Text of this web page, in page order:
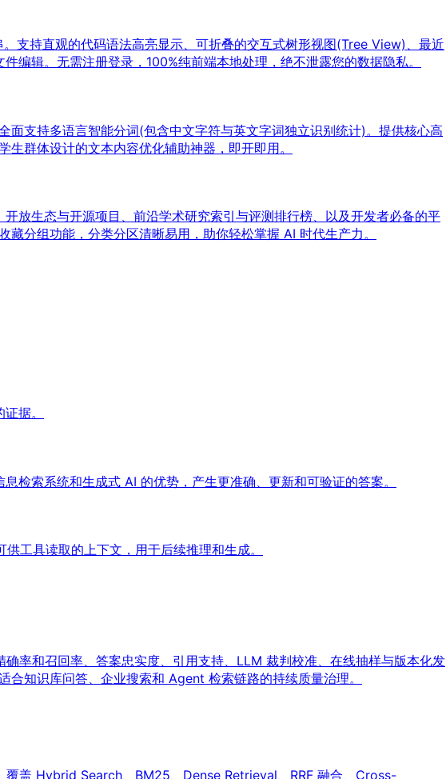
支持直观的代码语法高亮显示、可折叠的交互式树形视图(Tree View)、最近
编辑。无需注册登录，100%纯前端本地处理，绝不泄露您的数据隐私。
支持多语言智能分词(包含中文字符与英文字词独立识别统计)。提供核心高
群体设计的文本内容优化辅助神器，即开即用。
放生态与开源项目、前沿学术研究索引与评测排行榜、以及开发者必备的平
分组功能，分类分区清晰易用，助你轻松掌握 AI 时代生产力。
据。
检索系统和生成式 AI 的优势，产生更准确、更新和可验证的答案。
工具读取的上下文，用于后续推理和生成。
率和召回率、答案忠实度、引用支持、LLM 裁判校准、在线抽样与版本化发
知识库问答、企业搜索和 Agent 检索链路的持续质量治理。
覆盖 Hybrid Search、BM25、Dense Retrieval、RRF 融合、Cross-